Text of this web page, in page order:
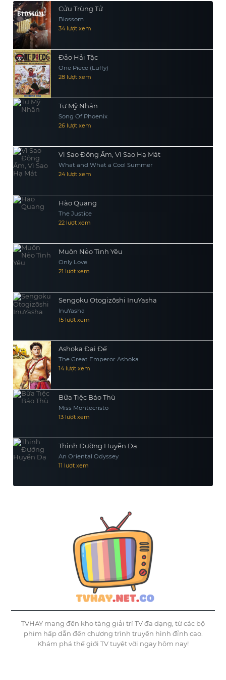
Cửu Trùng Tử
Blossom
34 lượt xem
Đảo Hải Tặc
One Piece (Luffy)
28 lượt xem
Tư Mỹ Nhân
Song Of Phoenix
26 lượt xem
Vì Sao Đông Ấm, Vì Sao Hạ Mát
What and What a Cool Summer
24 lượt xem
Hào Quang
The Justice
22 lượt xem
Muôn Nẻo Tình Yêu
Only Love
21 lượt xem
Sengoku Otogizōshi InuYasha
InuYasha
15 lượt xem
Ashoka Đại Đế
The Great Emperor Ashoka
14 lượt xem
Bữa Tiệc Báo Thù
Miss Montecristo
13 lượt xem
Thịnh Đường Huyễn Dạ
An Oriental Odyssey
11 lượt xem
TVHAY mang đến kho tàng giải trí TV đa dạng, từ các bộ
phim hấp dẫn đến chương trình truyền hình đỉnh cao.
Khám phá thế giới TV tuyệt vời ngay hôm nay!